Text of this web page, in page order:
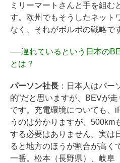
ミリーマートさんと手を組む
す。欧州でもそうしたネット
なく、それがボルボの戦略で
──遅れているという日本の
とは？
パーソン社長：日本人はパー
的”だと思いますが、BEVが
です。充電環境についても、
うのは分かりますが、500km
する必要はありません。実は
ると地方のほうが割合が高く
一番。松本（長野県）、岐阜